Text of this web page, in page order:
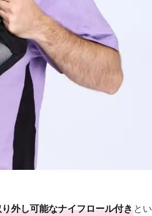
外し可能なナイフロール付きとい